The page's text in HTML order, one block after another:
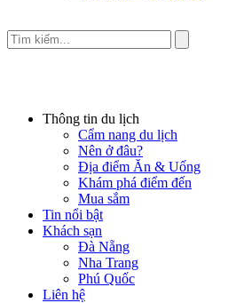
Thông tin du lịch
Cẩm nang du lịch
Nên ở đâu?
Địa điểm Ăn & Uống
Khám phá điểm đến
Mua sắm
Tin nổi bật
Khách sạn
Đà Nẵng
Nha Trang
Phú Quốc
Liên hệ